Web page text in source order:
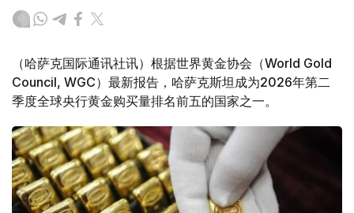
（哈萨克国际通讯社讯）根据世界黄金协会（World Gold
Council, WGC）最新报告，哈萨克斯坦成为2026年第二
季度全球央行黄金购买量排名前五的国家之一。